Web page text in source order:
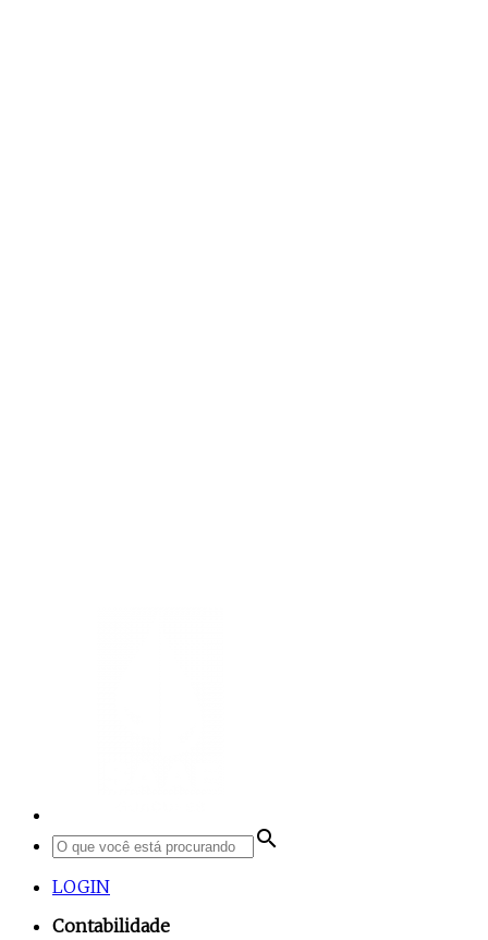
search
LOGIN
Contabilidade